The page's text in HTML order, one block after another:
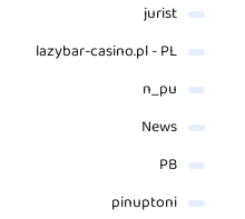
jurist
lazybar-casino.pl - PL
n_pu
News
PB
pinuptoni